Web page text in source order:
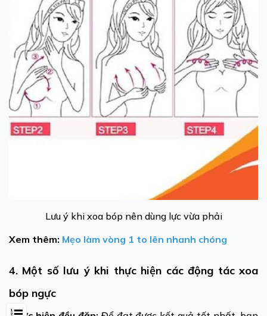
Lưu ý khi xoa bóp nên dùng lực vừa phải
Xem thêm: Mẹo làm vòng 1 to lên nhanh chóng
4. Một số lưu ý khi thực hiện các động tác xoa
bóp ngực